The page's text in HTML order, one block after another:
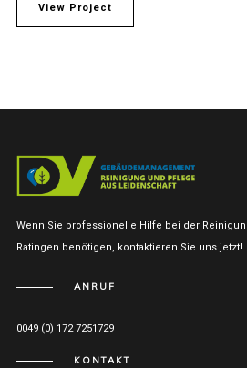
View Project
Wenn Sie professionelle Hilfe bei der
Ratingen benötigen, kontaktieren Sie uns jetzt!
ANRUF
0049 (0) 172 7251729
KONTAKT